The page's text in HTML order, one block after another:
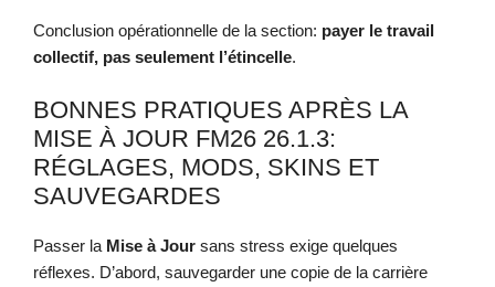
Conclusion opérationnelle de la section: payer le travail
collectif, pas seulement l’étincelle.
BONNES PRATIQUES APRÈS LA
MISE À JOUR FM26 26.1.3:
RÉGLAGES, MODS, SKINS ET
SAUVEGARDES
Passer la Mise à Jour sans stress exige quelques
réflexes. D’abord, sauvegarder une copie de la carrière